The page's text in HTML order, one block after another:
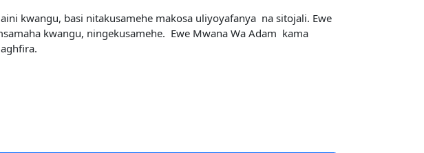
kwangu, basi nitakusamehe makosa uliyoyafanya na sitojali. Ewe
kwangu, ningekusamehe. Ewe Mwana Wa Adam kama